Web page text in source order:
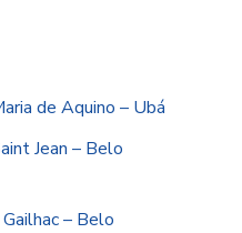
de Aquino – Ubá
Jean – Belo
– Belo